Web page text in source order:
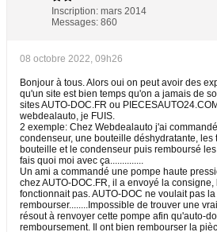
Inscription: mars 2014
Messages: 860
08 octobre 2022, 09h26
Bonjour à tous. Alors oui on peut avoir des
qu'un site est bien temps qu'on a jamais de
sites AUTO-DOC.FR ou
webdealauto, je FUIS.
2 exemple: Chez Webdealauto j'ai
condenseur, une bouteille déshydratante, les
bouteille et le condenseur puis remboursé
fais quoi moi avec ça..............
Un ami a commandé une pompe haute
chez AUTO-DOC.FR, il a envoyé la
fonctionnait pas. AUTO-DOC ne voulait pas
rembourser........Impossible de trouver une
résout à renvoyer cette pompe afin qu'auto-
remboursement. Il ont bien rembourser la